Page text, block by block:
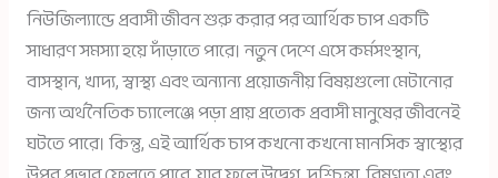
নিউজিল্যান্ডে প্রবাসী জীবন শুরু করার পর আর্থিক চাপ একটি
সাধারণ সমস্যা হয়ে দাঁড়াতে পারে। নতুন দেশে এসে কর্মসংস্থান,
বাসস্থান, খাদ্য, স্বাস্থ্য এবং অন্যান্য প্রয়োজনীয় বিষয়গুলো মেটানোর
জন্য অর্থনৈতিক চ্যালেঞ্জে পড়া প্রায় প্রত্যেক প্রবাসী মানুষের জীবনেই
ঘটতে পারে। কিন্তু, এই আর্থিক চাপ কখনো কখনো মানসিক স্বাস্থ্যের